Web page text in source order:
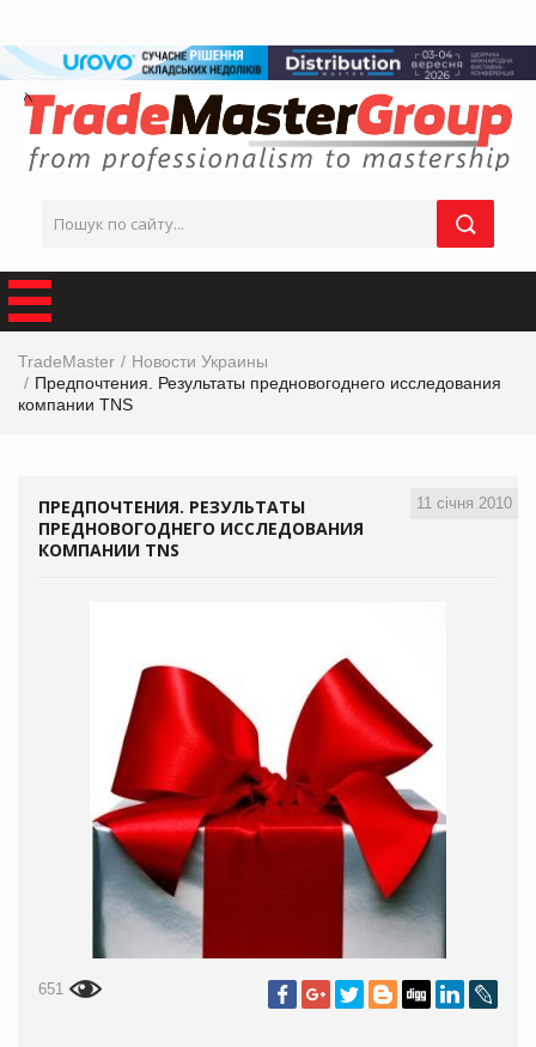
TradeMaster
Новости Украины
Предпочтения. Результаты предновогоднего исследования
компании TNS
11 січня 2010
ПРЕДПОЧТЕНИЯ. РЕЗУЛЬТАТЫ
ПРЕДНОВОГОДНЕГО ИССЛЕДОВАНИЯ
КОМПАНИИ TNS
651